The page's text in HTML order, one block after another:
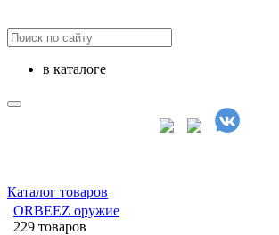
в каталоге
Каталог товаров
ORBEEZ оружие
229 товаров